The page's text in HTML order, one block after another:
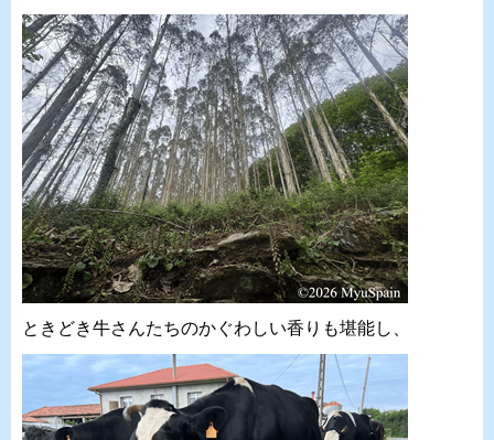
ときどき牛さんたちのかぐわしい香りも堪能し、